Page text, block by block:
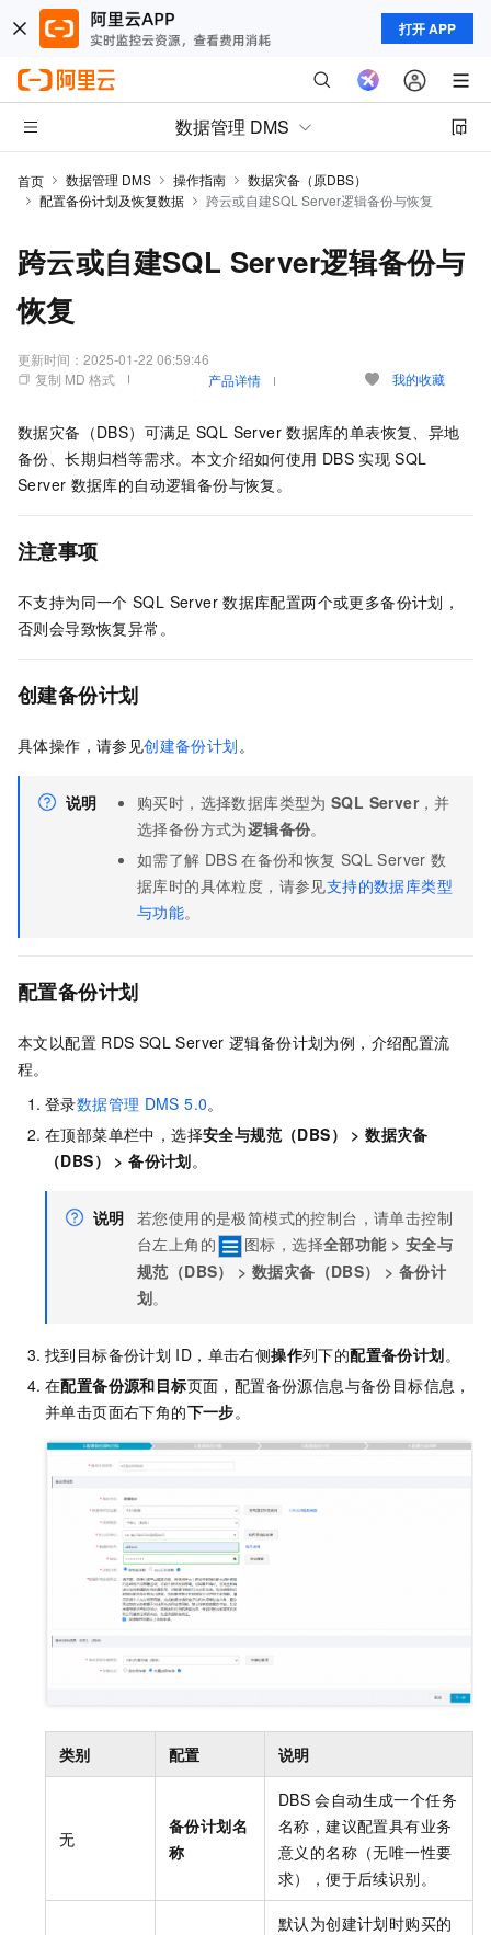
打开 APP
数据管理 DMS
首页 数据管理 DMS 操作指南
数据灾备（原DBS）
配置备份计划及恢复数据
跨云或自建SQL Server逻辑备份与恢复
跨云或自建SQL Server逻辑备份与
恢复
更新时间： 2025-01-22 06:59:46
复制 MD 格式
产品详情 我的收藏
数据灾备（DBS） 可满足 SQL Server 数据库的单表恢复、异地
备份、长期归档等需求。本文介绍如何使用 DBS 实现 SQL
Server 数据库的自动逻辑备份与恢复。
注意事项
不支持为同一个 SQL Server 数据库配置两个或更多备份计划，
否则会导致恢复异常。
创建备份计划
具体操作，请参见创建备份计划。
说明 购买时，选择数据库类型为 SQL Server，并
选择备份方式为逻辑备份。
如需了解 DBS 在备份和恢复 SQL Server 数
据库时的具体粒度，请参见支持的数据库类型
与功能。
配置备份计划
本文以配置 RDS SQL Server 逻辑备份计划为例，介绍配置流
程。
登录数据管理 DMS 5.0。
在顶部菜单栏中，选择安全与规范（DBS） >数据灾备
（DBS）
>备份计划。
说明 若您使用的是极简模式的控制台，请单击控制
台左上角的
图标，选择全部功能> 安全与
规范（DBS）
>数据灾备（DBS） > 备份计
划。
找到目标备份计划 ID，单击右侧操作列下的配置备份计划。
在配置备份源和目标页面，配置备份源信息与备份目标信息，
并单击页面右下角的下一步。
类别 配置 说明
无
备份计划名
称
DBS 会自动生成一个任务
名称，建议配置具有业务
意义的名称（无唯一性要
求），便于后续识别。
默认为创建计划时购买的